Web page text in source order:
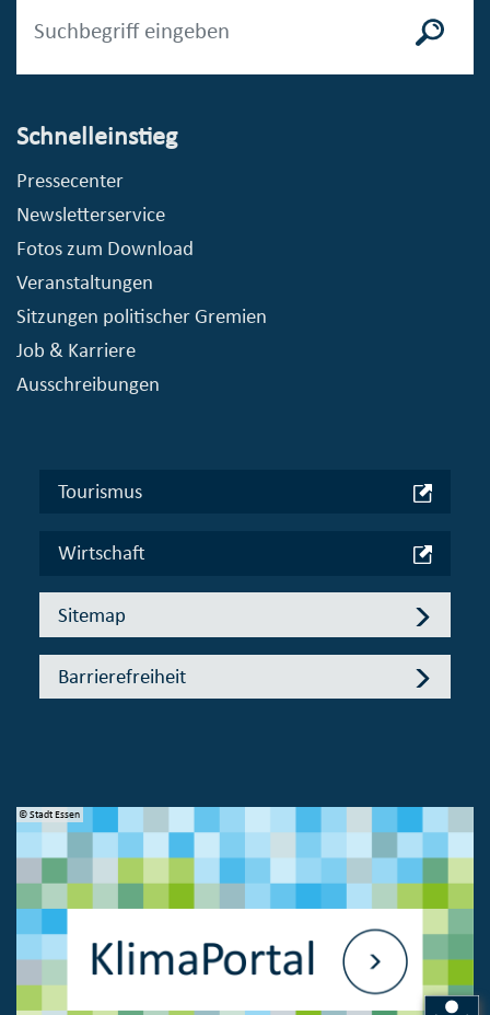
Schnelleinstieg
Pressecenter
Newsletterservice
Fotos zum Download
Veranstaltungen
Sitzungen politischer Gremien
Job & Karriere
Ausschreibungen
Tourismus
Wirtschaft
Sitemap
Barrierefreiheit
© Stadt Essen